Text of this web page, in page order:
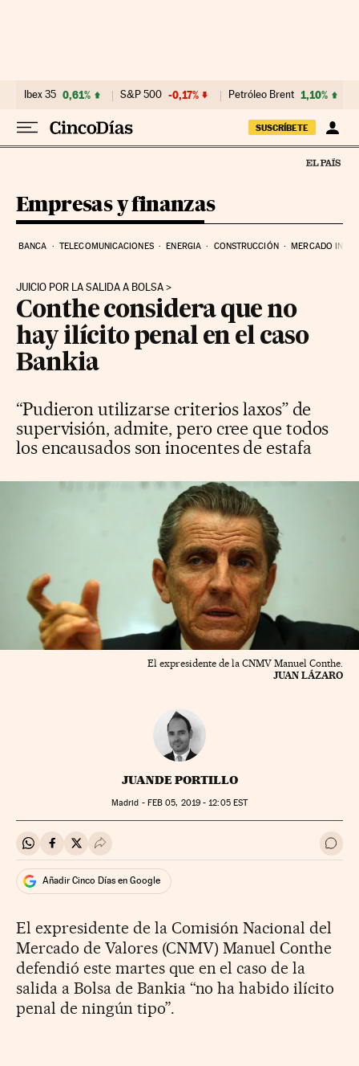
Ibex 35 0,61% S&P 500 -0,17% Petróleo Brent 1,10%
SUSCRÍBETE
Empresas y finanzas
BANCA TELECOMUNICACIONES ENERGIA CONSTRUCCIÓN MERCADO
JUICIO POR LA SALIDA A BOLSA
Conthe considera que no
hay ilícito penal en el caso
Bankia
“Pudieron utilizarse criterios laxos” de
supervisión, admite, pero cree que todos
los encausados son inocentes de estafa
El expresidente de la CNMV Manuel Conthe.
JUAN LÁZARO
JUANDE PORTILLO
Madrid - FEB 05, 2019 - 12:05EST
Compartir en Whatsapp
Compartir en Facebook
Compartir en Twitter
Desplegar Redes Sociales Ir a
Añadir Cinco Días en Google
El expresidente de la Comisión Nacional del
Mercado de Valores (CNMV) Manuel Conthe
defendió este martes que en el caso de la
salida a Bolsa de Bankia “no ha habido ilícito
penal de ningún tipo”.